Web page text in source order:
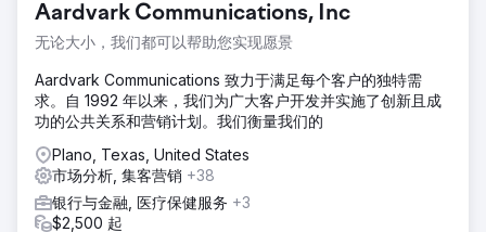
Aardvark Communications, Inc
无论大小，我们都可以帮助您实现愿景
Aardvark Communications 致力于满足每个客户的独特需
求。自 1992 年以来，我们为广大客户开发并实施了创新且成
功的公共关系和营销计划。我们衡量我们的
Plano, Texas, United States
市场分析, 集客营销 +38
银行与金融, 医疗保健服务 +3
$2,500 起